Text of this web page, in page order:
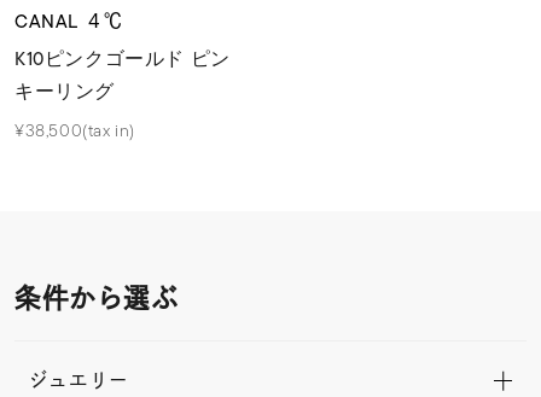
CANAL ４℃
K10ピンクゴールド ピン
キーリング
¥38,500(tax in)
条件から選ぶ
ジュエリー